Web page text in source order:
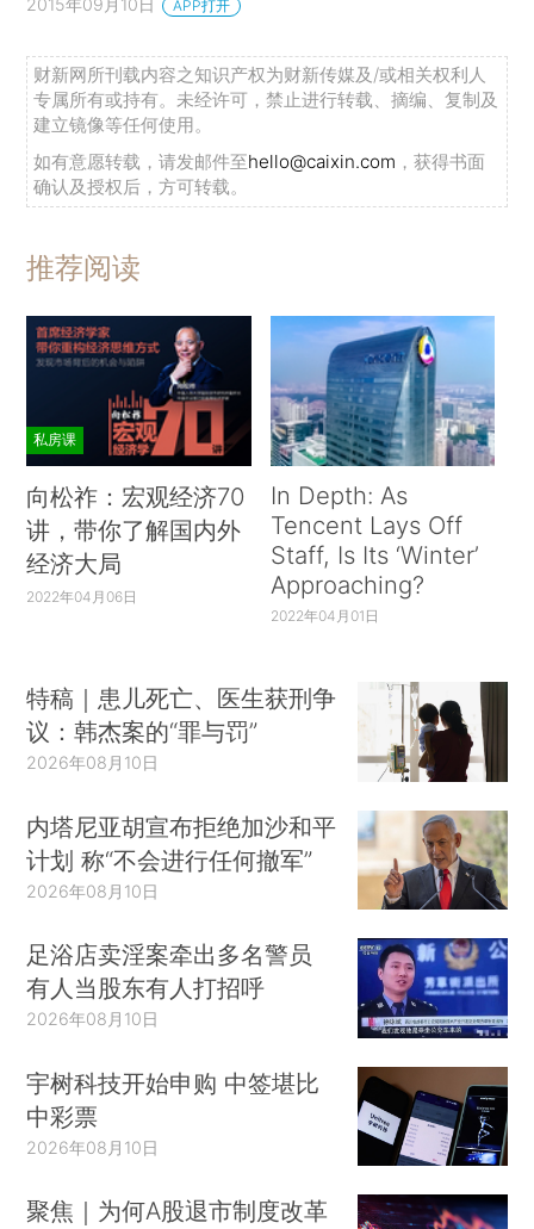
2015年09月10日 APP打开
财新网所刊载内容之知识产权为财新传媒及/或相关权利人
专属所有或持有。未经许可，禁止进行转载、摘编、复制及
建立镜像等任何使用。
如有意愿转载，请发邮件至hello@caixin.com ，获得书面
确认及授权后，方可转载。
推荐阅读
私房课
向松祚：宏观经济70
讲，带你了解国内外
经济大局
2022年04月06日
In Depth: As
Tencent Lays Off
Staff, Is Its ‘Winter’
Approaching?
2022年04月01日
特稿｜患儿死亡、医生获刑争
议：韩杰案的“罪与罚”
2026年08月10日
内塔尼亚胡宣布拒绝加沙和平
计划 称“不会进行任何撤军”
2026年08月10日
足浴店卖淫案牵出多名警员
有人当股东有人打招呼
2026年08月10日
宇树科技开始申购 中签堪比
中彩票
2026年08月10日
聚焦｜为何A股退市制度改革